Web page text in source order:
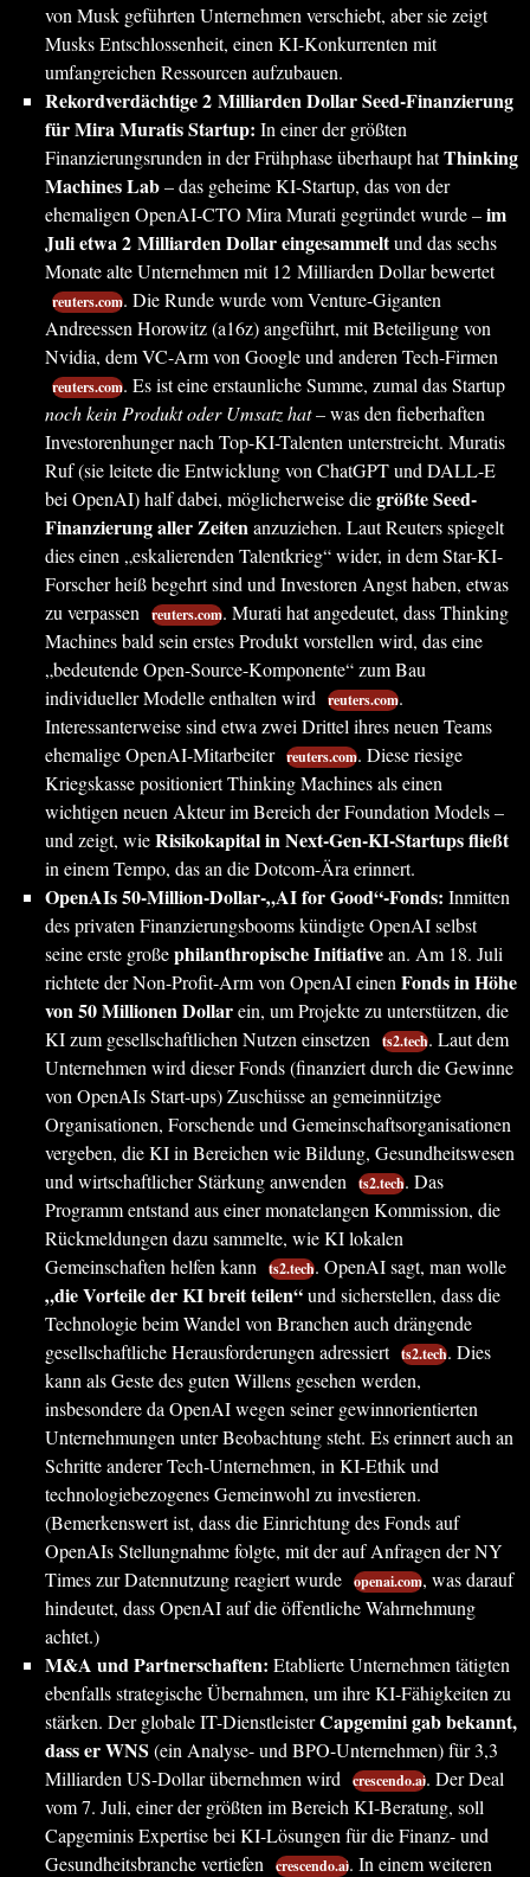
von Musk geführten Unternehmen verschiebt, aber sie zeigt
Musks Entschlossenheit, einen KI-Konkurrenten mit
umfangreichen Ressourcen aufzubauen.
Rekordverdächtige 2 Milliarden Dollar Seed-Finanzierung
für Mira Muratis Startup: In einer der größten
Finanzierungsrunden in der Frühphase überhaupt hatThinking
Machines Lab– das geheime KI-Startup, das von der
ehemaligen OpenAI-CTO Mira Murati gegründet wurde –im
Juli etwa 2 Milliarden Dollar eingesammeltund das sechs
Monate alte Unternehmen mit 12 Milliarden Dollar bewertet
reuters.com. Die Runde wurde vom Venture-Giganten
Andreessen Horowitz (a16z) angeführt, mit Beteiligung von
Nvidia, dem VC-Arm von Google und anderen Tech-Firmen
reuters.com. Es ist eine erstaunliche Summe, zumal das Startup
noch kein Produkt oder Umsatz hat– was den fieberhaften
Investorenhunger nach Top-KI-Talenten unterstreicht. Muratis
Ruf (sie leitete die Entwicklung von ChatGPT und DALL-E
bei OpenAI) half dabei, möglicherweise diegrößte Seed-
Finanzierung aller Zeitenanzuziehen. Laut Reuters spiegelt
dies einen „eskalierenden Talentkrieg“ wider, in dem Star-KI-
Forscher heiß begehrt sind und Investoren Angst haben, etwas
zu verpassen
reuters.com. Murati hat angedeutet, dass Thinking
Machines bald sein erstes Produkt vorstellen wird, das eine
„bedeutende Open-Source-Komponente“ zum Bau
individueller Modelle enthalten wird
reuters.com.
Interessanterweise sind etwa zwei Drittel ihres neuen Teams
ehemalige OpenAI-Mitarbeiter reuters.com. Diese riesige
Kriegskasse positioniert Thinking Machines als einen
wichtigen neuen Akteur im Bereich der Foundation Models –
und zeigt, wieRisikokapital in Next-Gen-KI-Startups fließt
in einem Tempo, das an die Dotcom-Ära erinnert.
OpenAIs 50-Million-Dollar-„AI for Good“-Fonds: Inmitten
des privaten Finanzierungsbooms kündigte OpenAI selbst
seine erste großephilanthropische Initiativean. Am 18. Juli
richtete der Non-Profit-Arm von OpenAI einen Fonds in Höhe
von 50 Millionen Dollarein, um Projekte zu unterstützen, die
KI zum gesellschaftlichen Nutzen einsetzen
ts2.tech. Laut dem
Unternehmen wird dieser Fonds (finanziert durch die Gewinne
von OpenAIs Start-ups) Zuschüsse an gemeinnützige
Organisationen, Forschende und Gemeinschaftsorganisationen
vergeben, die KI in Bereichen wie Bildung, Gesundheitswesen
und wirtschaftlicher Stärkung anwenden
ts2.tech. Das
Programm entstand aus einer monatelangen Kommission, die
Rückmeldungen dazu sammelte, wie KI lokalen
Gemeinschaften helfen kann
ts2.tech. OpenAI sagt, man wolle
„die Vorteile der KI breit teilen“und sicherstellen, dass die
Technologie beim Wandel von Branchen auch drängende
gesellschaftliche Herausforderungen adressiert ts2.tech. Dies
kann als Geste des guten Willens gesehen werden,
insbesondere da OpenAI wegen seiner gewinnorientierten
Unternehmungen unter Beobachtung steht. Es erinnert auch an
Schritte anderer Tech-Unternehmen, in KI-Ethik und
technologiebezogenes Gemeinwohl zu investieren.
(Bemerkenswert ist, dass die Einrichtung des Fonds auf
OpenAIs Stellungnahme folgte, mit der auf Anfragen der NY
Times zur Datennutzung reagiert wurde openai.com, was darauf
hindeutet, dass OpenAI auf die öffentliche Wahrnehmung
achtet.)
M&A und Partnerschaften: Etablierte Unternehmen tätigten
ebenfalls strategische Übernahmen, um ihre KI-Fähigkeiten zu
stärken. Der globale IT-DienstleisterCapgemini gab bekannt,
dass er WNS (ein Analyse- und BPO-Unternehmen) für 3,3
Milliarden US-Dollar übernehmen wird
crescendo.ai. Der Deal
vom 7. Juli, einer der größten im Bereich KI-Beratung, soll
Capgeminis Expertise bei KI-Lösungen für die Finanz- und
Gesundheitsbranche vertiefen
crescendo.ai. In einem weiteren